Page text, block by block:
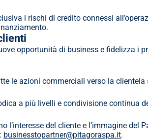
i rischi di credito connessi
opportunità di business e fidelizza i
le azioni commerciali verso la
a più livelli e condivisione continua
l’interesse del cliente e l’immagine
businesstopartner@pitagoraspa.it.